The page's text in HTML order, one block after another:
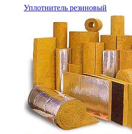
Уплотнитель резиновый